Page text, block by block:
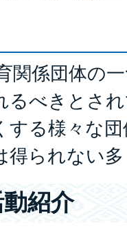
関係団体の
るべきとさ
する様々な
得られない
紹介